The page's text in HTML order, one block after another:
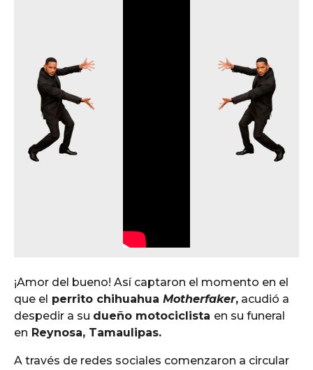
¡Amor del bueno! Así captaron el momento en el
que el perrito chihuahua Motherfaker, acudió a
despedir a su dueño motociclista en su funeral
en Reynosa, Tamaulipas.
A través de redes sociales comenzaron a circular